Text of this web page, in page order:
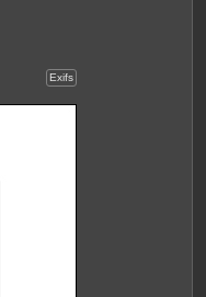
Exifs